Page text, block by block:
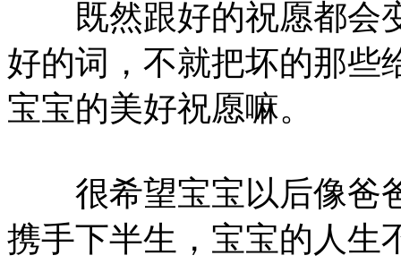
既然跟好的祝愿都会
好的词，不就把坏的那些
宝宝的美好祝愿嘛。
很希望宝宝以后像爸
携手下半生，宝宝的人